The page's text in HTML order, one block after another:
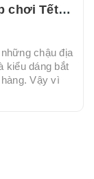
chơi Tết
chậu địa
kiểu dáng bắt
Vậy vì